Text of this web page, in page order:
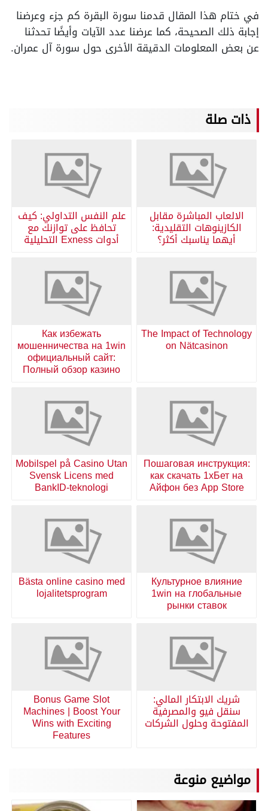
في ختام هذا المقال قدمنا سورة البقرة كم جزء وعرضنا
إجابة ذلك الصحيحة، كما عرضنا عدد الآيات وأيضًا تحدثنا
عن بعض المعلومات الدقيقة الأخرى حول سورة آل عمران.
ذات صلة
الالعاب المباشرة مقابل
الكازينوهات التقليدية:
أيهما يناسبك أكثر؟
علم النفس التداولي: كيف
تحافظ على توازنك مع
أدوات Exness التحليلية
The Impact of Technology
on Nätcasinon
Как избежать
мошенничества на 1win
официальный сайт:
Полный обзор казино
Пошаговая инструкция:
как скачать 1хБет на
Айфон без App Store
Mobilspel på Casino Utan
Svensk Licens med
BankID-teknologi
Культурное влияние
1win на глобальные
рынки ставок
Bästa online casino med
lojalitetsprogram
شريك الابتكار المالي:
سنقل فيو والمصرفية
المفتوحة وحلول الشركات
Bonus Game Slot
Machines | Boost Your
Wins with Exciting
Features
مواضيع منوعة